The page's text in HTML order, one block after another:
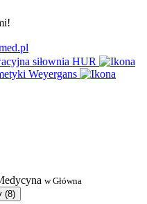
siłownia HUR
Weyergans
w Główna
(8)